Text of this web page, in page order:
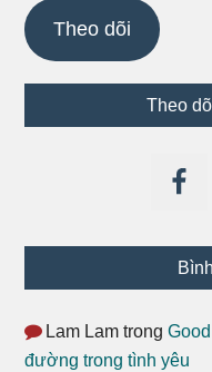
điện
tử
Theo dõi
Theo
Lam Lam trong
đường trong tình yêu